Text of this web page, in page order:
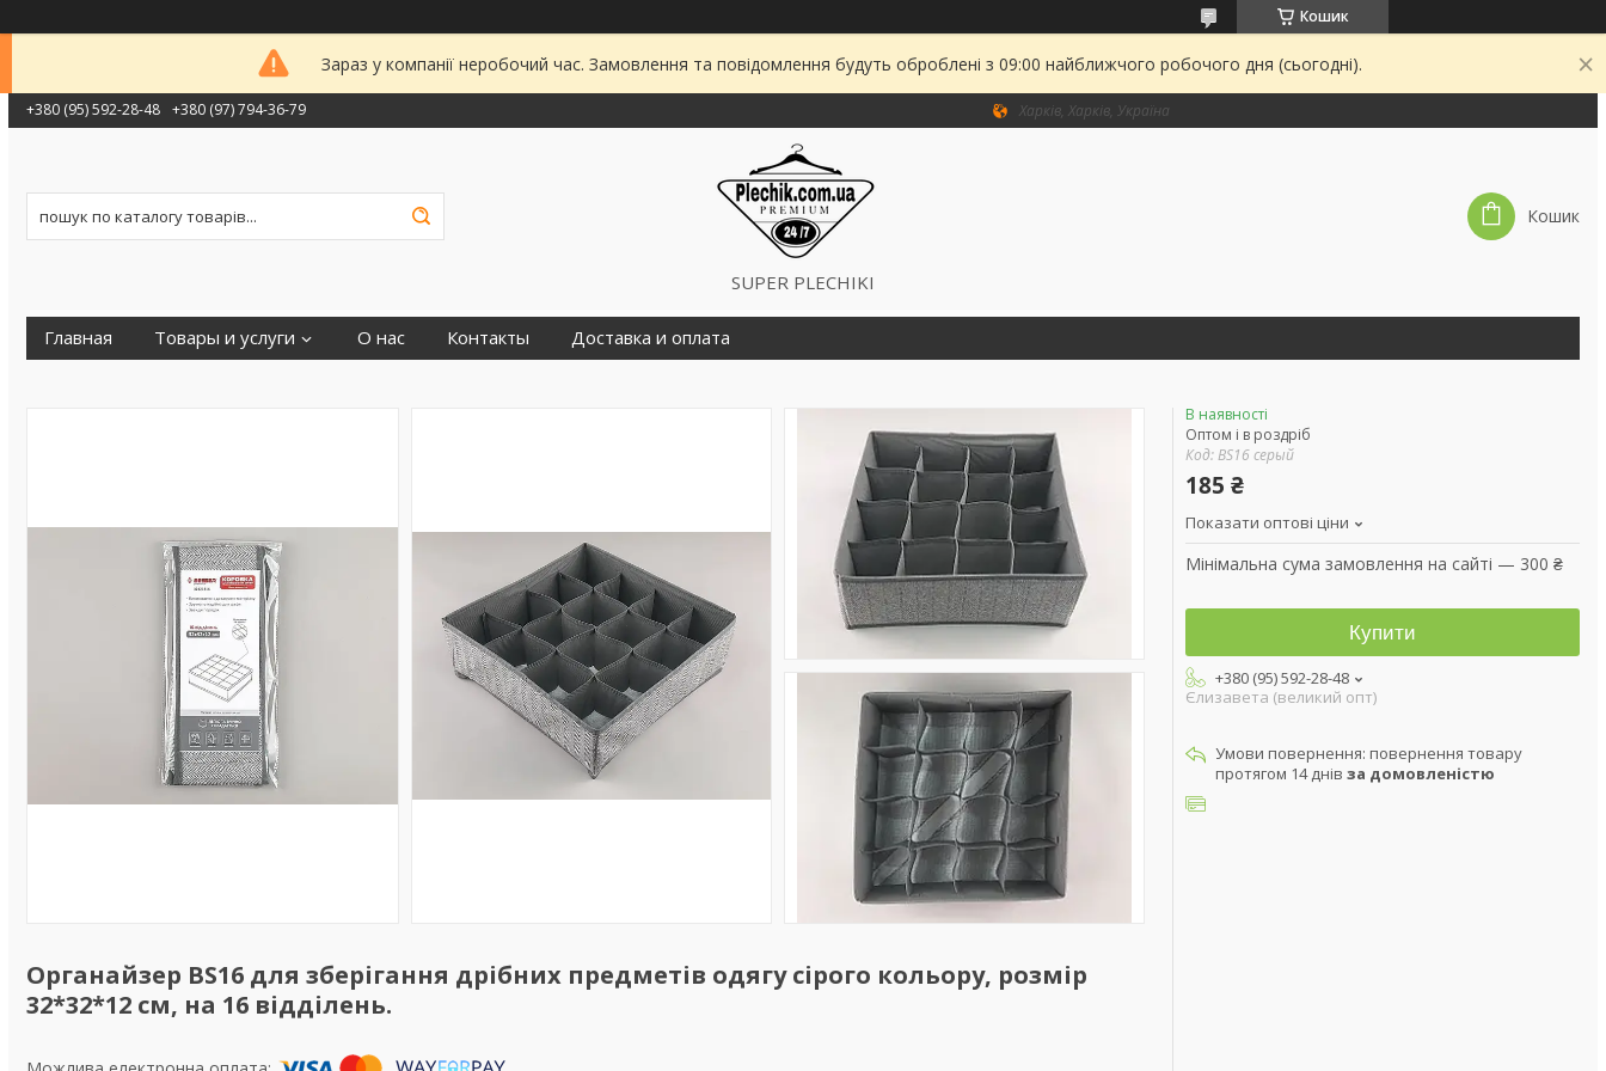
Кошик
Зараз у компанії неробочий час. Замовлення та повідомлення будуть оброблені з 09:00 найближчого робочого дня (сьогодні).
+380 (95) 592-28-48 +380 (97) 794-36-79 Харків, Харків, Україна
SUPER PLECHIKI
Кошик
Главная Товары и услуги О нас Контакты Доставка и оплата
Органайзер BS16 для зберігання дрібних предметів одягу сірого кольору, розмір
32*32*12 см, на 16 відділень.
В наявності
Оптом і в роздріб
Код:BS16 серый
185 ₴
Показати оптові ціни
Мінімальна сума замовлення на сайті — 300 ₴
Купити
+380 (95) 592-28-48
Єлизавета (великий опт)
повернення товару
протягом 14 днів за домовленістю